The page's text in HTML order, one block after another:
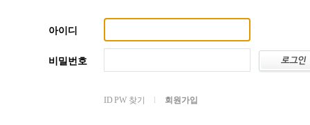
아이디
비밀번호
ID PW 찾기 회원가입